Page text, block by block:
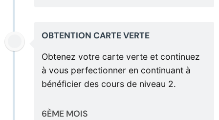
OBTENTION CARTE VERTE
Obtenez votre carte verte et continuez
à vous perfectionner en continuant à
bénéficier des cours de niveau 2.
6ÈME MOIS